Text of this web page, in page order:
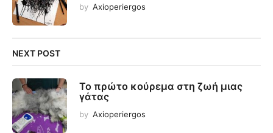
by Axioperiergos
NEXT POST
Το πρώτο κούρεμα στη ζωή μιας
γάτας
by Axioperiergos